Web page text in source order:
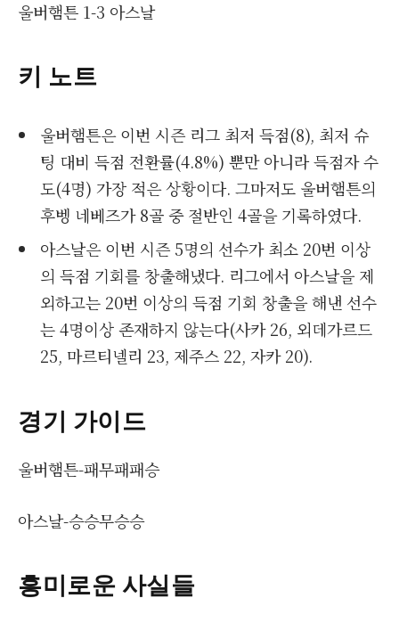
울버햄튼 1-3 아스날
키 노트
울버햄튼은 이번 시즌 리그 최저 득점(8), 최저 슈
팅 대비 득점 전환률(4.8%) 뿐만 아니라 득점자 수
도(4명) 가장 적은 상황이다. 그마저도 울버햄튼의
후벵 네베즈가 8골 중 절반인 4골을 기록하였다.
아스날은 이번 시즌 5명의 선수가 최소 20번 이상
의 득점 기회를 창출해냈다. 리그에서 아스날을 제
외하고는 20번 이상의 득점 기회 창출을 해낸 선수
는 4명이상 존재하지 않는다(사카 26, 외데가르드
25, 마르티넬리 23, 제주스 22, 자카 20).
경기 가이드
울버햄튼-패무패패승
아스날-승승무승승
흥미로운 사실들